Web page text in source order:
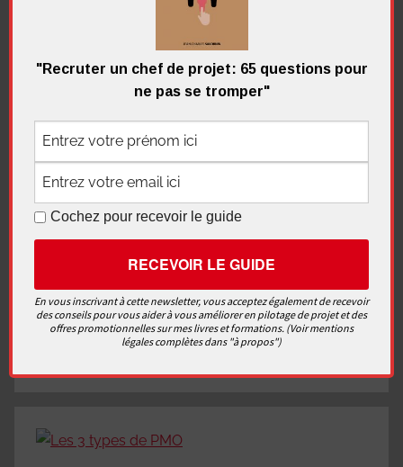
La note de nomination du chef de
projet – outil
Outil peu utilisé à l’utilité redoutable, la note de
nomination peut être mise ne place facilement et
Continuer la lecture
Chef d'entreprise,Chef de projet,De la stratégie
aux projets,Démarrer un projet,La communication,
Sponsor,Vidéos
"Recruter un chef de projet: 65 questions pour
ne pas se tromper"
Cochez pour recevoir le guide
En vous inscrivant à cette newsletter, vous acceptez également de recevoir
des conseils pour vous aider à vous améliorer en pilotage de projet et des
offres promotionnelles sur mes livres et formations. (Voir mentions
légales complètes dans "à propos")